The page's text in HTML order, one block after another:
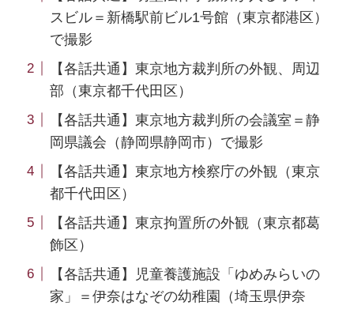
スビル＝新橋駅前ビル1号館（東京都港区）
で撮影
【各話共通】東京地方裁判所の外観、周辺
部（東京都千代田区）
【各話共通】東京地方裁判所の会議室＝静
岡県議会（静岡県静岡市）で撮影
【各話共通】東京地方検察庁の外観（東京
都千代田区）
【各話共通】東京拘置所の外観（東京都葛
飾区）
【各話共通】児童養護施設「ゆめみらいの
家」＝伊奈はなぞの幼稚園（埼玉県伊奈